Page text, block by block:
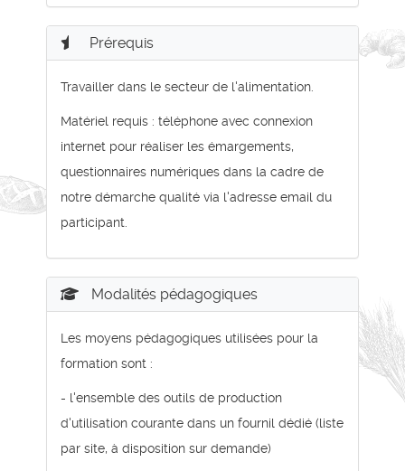
Prérequis
Travailler dans le secteur de l'alimentation.
Matériel requis : téléphone avec connexion
internet pour réaliser les émargements,
questionnaires numériques dans la cadre de
notre démarche qualité via l'adresse email du
participant.
Modalités pédagogiques
Les moyens pédagogiques utilisées pour la
formation sont :
- l'ensemble des outils de production
d'utilisation courante dans un fournil dédié (liste
par site, à disposition sur demande)